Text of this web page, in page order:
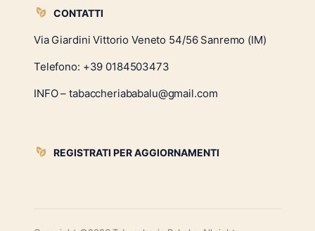
CONTATTI
Via Giardini Vittorio Veneto 54/56 Sanremo (IM)
Telefono: +39 0184503473
INFO – tabaccheriababalu@gmail.com
REGISTRATI PER AGGIORNAMENTI